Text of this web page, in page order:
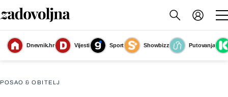
Dnevnik.hr Vijesti Sport Showbizz
Putovanja
(Foto: PR)
POSAO & OBITELJ